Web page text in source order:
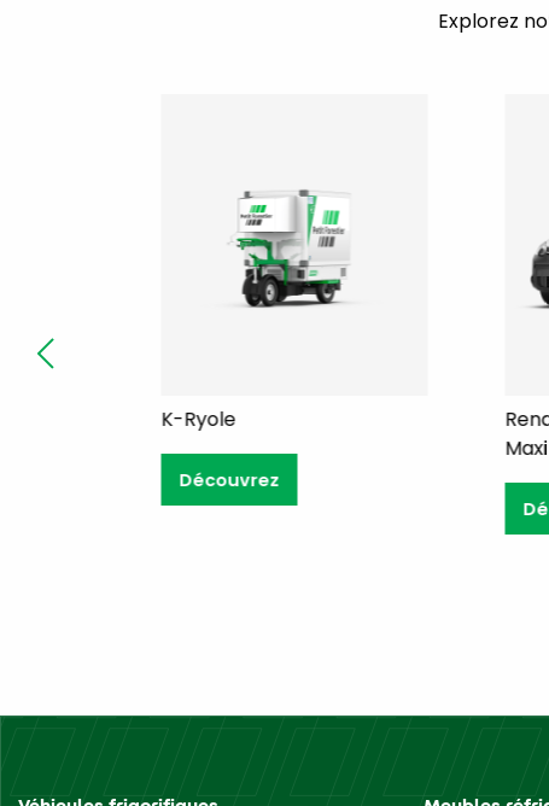
Explorez
Renault Kangoo E-Tech
Maxi
Découvrez